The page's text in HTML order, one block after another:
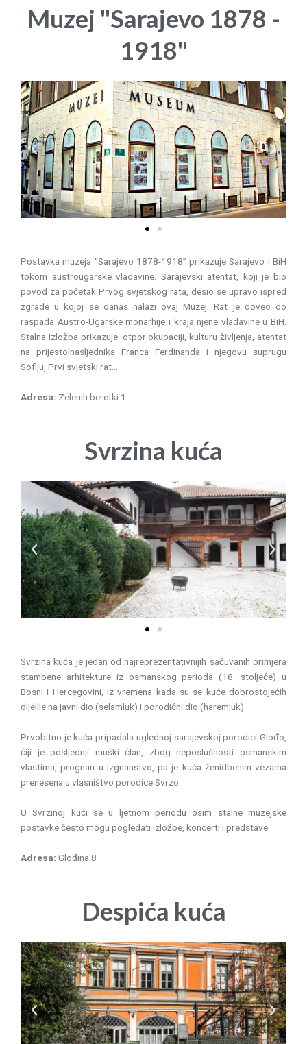
Muzej "Sarajevo 1878 -
1918"
P
r
e
v
i
N
e
x
t
Postavka muzeja “Sarajevo 1878-1918” prikazuje Sarajevo i BiH
tokom austrougarske vladavine. Sarajevski atentat, koji je bio
povod za početak Prvog svjetskog rata, desio se upravo ispred
zgrade u kojoj se danas nalazi ovaj Muzej. Rat je doveo do
raspada Austro-Ugarske monarhije i kraja njene vladavine u BiH.
Stalna izložba prikazuje: otpor okupaciji, kulturu življenja, atentat
na prijestolnasljednika Franca Ferdinanda i njegovu suprugu
Sofiju, Prvi svjetski rat…
Adresa: Zelenih beretki 1
Svrzina kuća
P
r
e
v
i
N
e
x
t
Svrzina kuća je jedan od najreprezentativnijih sačuvanih primjera
stambene arhitekture iz osmanskog perioda (18. stoljeće) u
Bosni i Hercegovini, iz vremena kada su se kuće dobrostojećih
dijelile na javni dio (selamluk) i porodični dio (haremluk).
Prvobitno je kuća pripadala uglednoj sarajevskoj porodici Glođo,
čiji je posljednji muški član, zbog neposlušnosti osmanskim
vlastima, prognan u izgnanstvo, pa je kuća ženidbenim vezama
prenesena u vlasništvo porodice Svrzo.
U Svrzinoj kući se u ljetnom periodu osim stalne muzejske
postavke često mogu pogledati izložbe, koncerti i predstave.
Adresa: Glođina 8
Despića kuća
P
r
e
N
e
x